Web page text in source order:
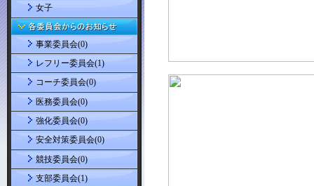
女子
事業委員会(0)
レフリー委員会(1)
コーチ委員会(0)
医務委員会(0)
強化委員会(0)
安全対策委員会(0)
競技委員会(0)
支部委員会(1)